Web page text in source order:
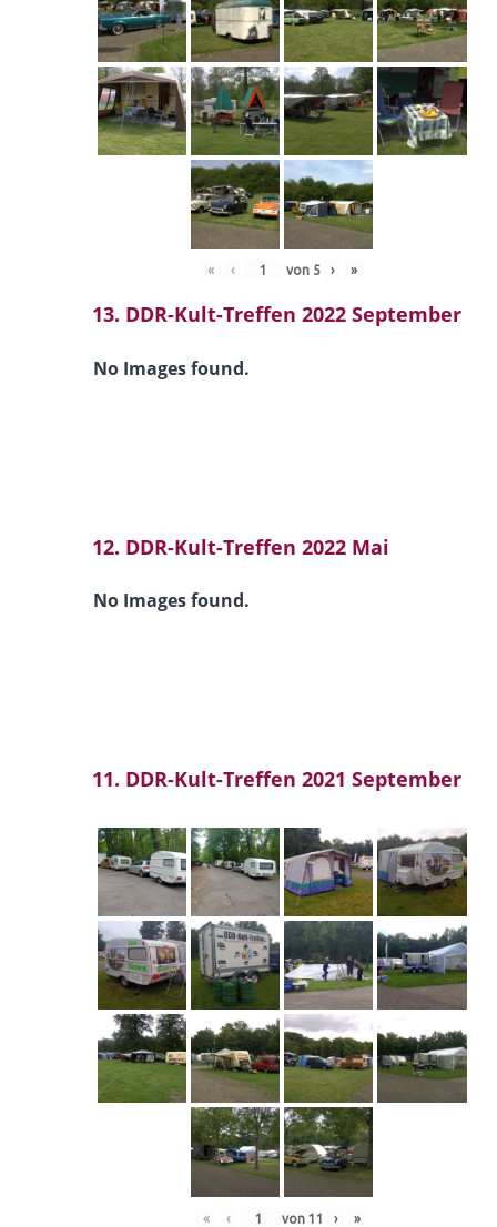
« ‹ von 5 › »
13. DDR-Kult-Treffen 2022 September
No Images found.
12. DDR-Kult-Treffen 2022 Mai
No Images found.
11. DDR-Kult-Treffen 2021 September
« ‹ von 11 › »